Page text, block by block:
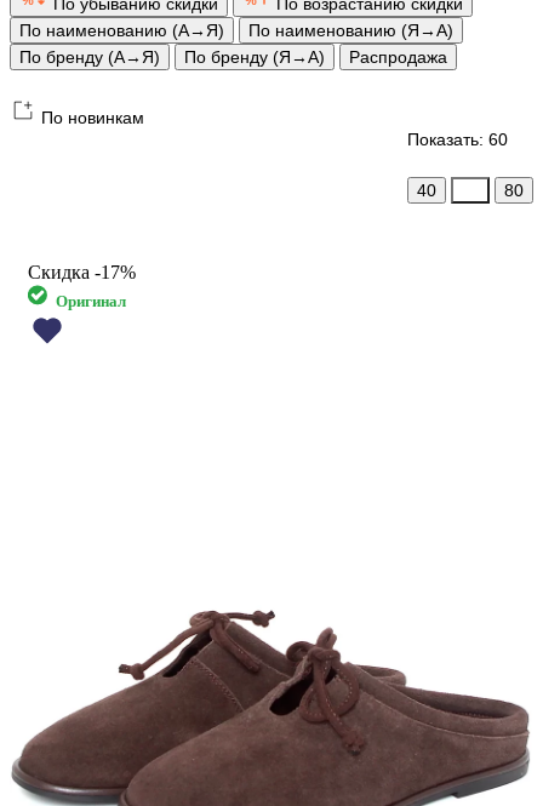
По наименованию (А→Я)
По наименованию (Я→А)
По бренду (А→Я)
По бренду (Я→А) Распродажа
По новинкам
Показать: 60
40 80
Скидка -17%
Оригинал